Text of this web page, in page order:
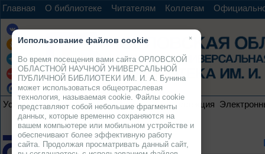
Главная О библиотеке Читателям Коллегам
Услуги Ресурсы Проекты Электронная коллекция
×
Использование файлов cookie
Во время посещения вами сайта ОРЛОВСКОЙ
ОБЛАСТНОЙ НАУЧНОЙ УНИВЕРСАЛЬНОЙ
ПУБЛИЧНОЙ БИБЛИОТЕКИ ИМ. И. А. Бунина
может использоваться общеотраслевая
технология, называемая cookie. Файлы cookie
представляют собой небольшие фрагменты
данных, которые временно сохраняются на
вашем компьютере или мобильном устройстве и
обеспечивают более эффективную работу
сайта. Продолжая просматривать данный сайт,